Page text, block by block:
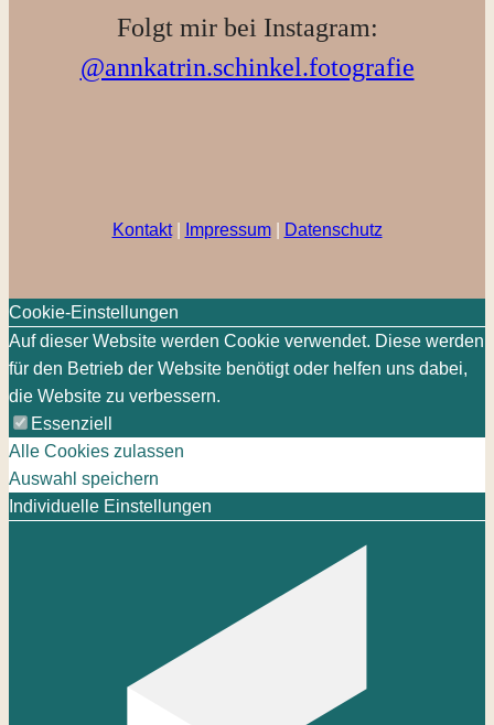
Folgt mir bei Instagram:
@annkatrin.schinkel.fotografie
Kontakt| Impressum| Datenschutz
Cookie-Einstellungen
Auf dieser Website werden Cookie verwendet. Diese werden
für den Betrieb der Website benötigt oder helfen uns dabei,
die Website zu verbessern.
Essenziell
Alle Cookies zulassen
Auswahl speichern
Individuelle Einstellungen